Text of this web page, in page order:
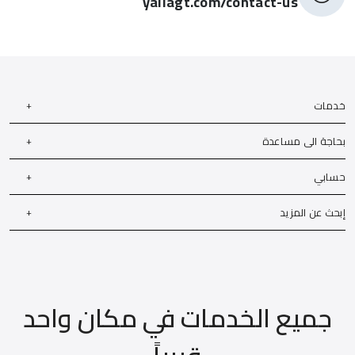
خدمات
بحاجة الى مساعدة
حسابي
إبحث عن المزيد
جميع الخدمات في مكان واحد